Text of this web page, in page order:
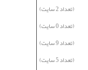
(تعداد 2 سایت)
(تعداد 0 سایت)
(تعداد 9 سایت)
(تعداد 5 سایت)